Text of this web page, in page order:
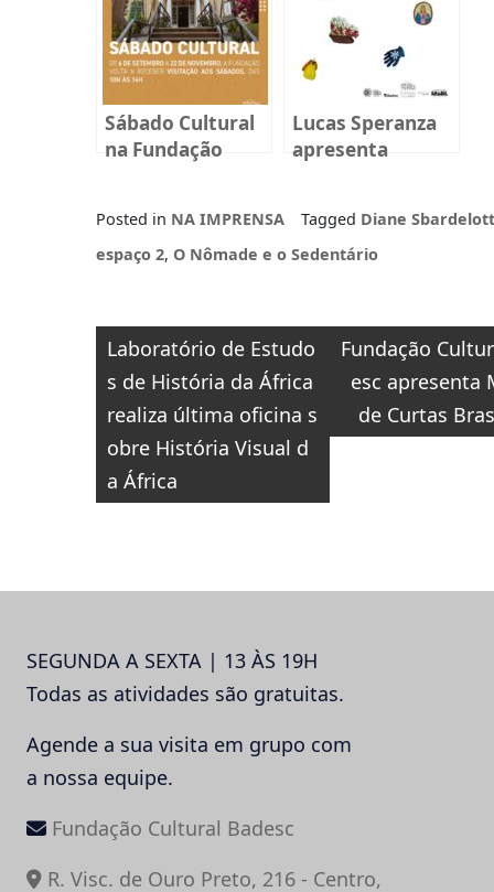
Sábado Cultural
na Fundação
Lucas Speranza
apresenta
Cultural BADESC,
em Florianópolis
Posted in NA IMPRENSA Tagged Diane
espaço 2, O Nômade e o Sedentário
Navegação
de
Post
Laboratório de Estudo
s de História da África
realiza última oficina s
obre História Visual d
a África
Fundação
esc apresenta
de Curtas
SEGUNDA A SEXTA | 13 ÀS 19H
Todas as atividades são gratuitas.
Agende a sua visita em grupo com
a nossa equipe.
Fundação Cultural Badesc
R. Visc. de Ouro Preto, 216 - Centro,